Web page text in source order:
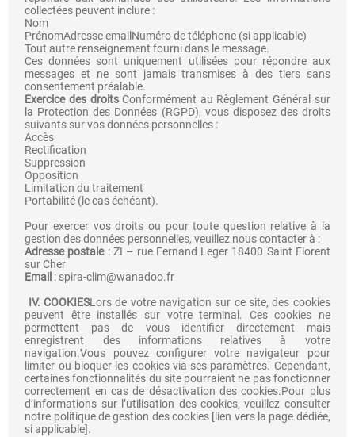
collectées peuvent inclure :
Nom
PrénomAdresse emailNuméro de téléphone (si applicable)
Tout autre renseignement fourni dans le message.
Ces données sont uniquement utilisées pour répondre aux
messages et ne sont jamais transmises à des tiers sans
consentement préalable.
Exercice des droitsConformément au Règlement Général sur
la Protection des Données (RGPD), vous disposez des droits
suivants sur vos données personnelles :
Accès
Rectification
Suppression
Opposition
Limitation du traitement
Portabilité (le cas échéant).
Pour exercer vos droits ou pour toute question relative à la
gestion des données personnelles, veuillez nous contacter à :
Adresse postale: ZI – rue Fernand Leger 18400 Saint Florent
sur Cher
Email : spira-clim@wanadoo.fr
IV. COOKIESLors de votre navigation sur ce site, des cookies
peuvent être installés sur votre terminal. Ces cookies ne
permettent pas de vous identifier directement mais
enregistrent des informations relatives à votre
navigation.Vous pouvez configurer votre navigateur pour
limiter ou bloquer les cookies via ses paramètres. Cependant,
certaines fonctionnalités du site pourraient ne pas fonctionner
correctement en cas de désactivation des cookies.Pour plus
d’informations sur l’utilisation des cookies, veuillez consulter
notre politique de gestion des cookies [lien vers la page dédiée,
si applicable].